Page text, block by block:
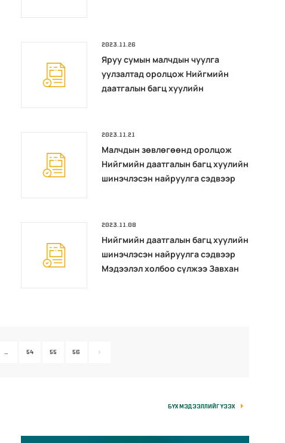
2023.11.26
Яруу сумын малчдын чуулга
уулзалтад оролцож Нийгмийн
даатгалын багц хуулийн
2023.11.21
Малчдын зөвлөгөөнд оролцож
Нийгмийн даатгалын багц хуулийн
шинэчлэсэн найруулга сэдвээр
2023.11.08
Нийгмийн даатгалын багц хуулийн
шинэчлэсэн найруулга сэдвээр
Мэдээлэл холбоо сүлжээ Завхан
… 54 55 56
БҮХ МЭДЭЭЛЛИЙГ ҮЗЭХ